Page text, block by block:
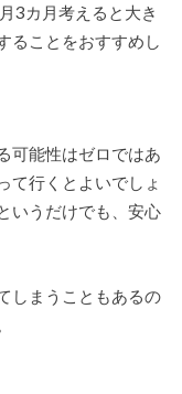
3カ月考えると大き
ことをおすすめし
可能性はゼロではあ
て行くとよいでしょ
いうだけでも、安心
しまうこともあるの